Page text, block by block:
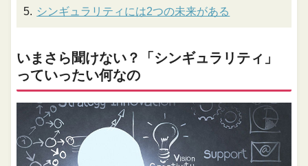
シンギュラリティには2つの未来がある
いまさら聞けない？「シンギュラリティ」
っていったい何なの